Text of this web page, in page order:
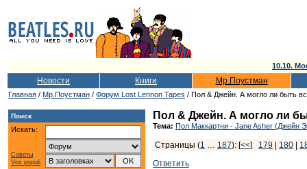
10.10.
Новости Книги Мр.Поустман
Главная / Мр.Поустман / Форум Lost Lennon Tapes / Пол & Джейн. А могло ли быть
Поиск
Искать:
Советы
Vox populi
Пол & Джейн. А могло ли
Тема: Пол Маккартни - Jane Asher (Джейн
Страницы (1 … 187): [<<] 179 180
Ответить